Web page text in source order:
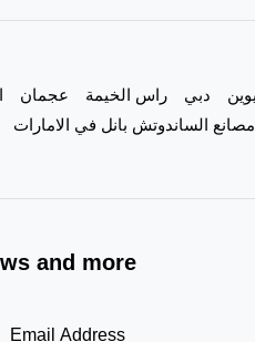
فك
اثاث
دبي راس الخيمة عجمان
مصانع الساندوتش بانل في الامارات
and more!